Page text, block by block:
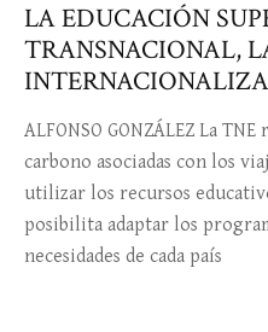
LA EDUCACIÓN
TRANSNACIONAL,
ALFONSO GONZÁLEZ La
carbono asociadas con los
utilizar los recursos
posibilita adaptar los
necesidades de cada país